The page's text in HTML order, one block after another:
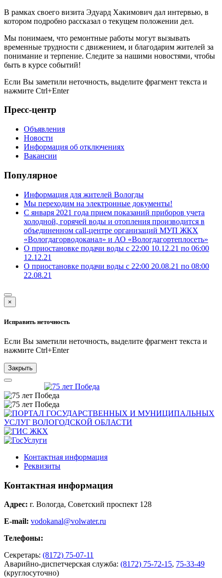
В рамках своего визита Эдуард Хакимович дал интервью, в
котором подробно рассказал о текущем положении дел.
Мы понимаем, что ремонтные работы могут вызывать
временные трудности с движением, и благодарим жителей за
понимание и терпение. Следите за нашими новостями, чтобы
быть в курсе событий!
Если Вы заметили неточность, выделите фрагмент текста и
нажмите Ctrl+Enter
Пресс-центр
Объявления
Новости
Информация об отключениях
Вакансии
Популярное
Информация для жителей Вологды
Мы переходим на электронные документы!
С января 2021 года прием показаний приборов учета
холодной, горячей воды и отопления производится в
объединенном call-центре организаций МУП ЖКХ
«Вологдагорводоканал» и АО «Вологдагортеплосеть»
О приостановке подачи воды с 22:00 10.12.21 по 06:00
12.12.21
О приостановке подачи воды с 22:00 20.08.21 по 08:00
22.08.21
×
Исправить неточность
Если Вы заметили неточность, выделите фрагмент текста и
нажмите Ctrl+Enter
Закрыть
Контактная информация
Реквизиты
Контактная информация
Адрес: г. Вологда, Советский проспект 128
E-mail: vodokanal@volwater.ru
Телефоны:
Секретарь: (8172) 75-07-11
Аварийно-диспетчерская служба: (8172) 75-72-15, 75-33-49
(круглосуточно)